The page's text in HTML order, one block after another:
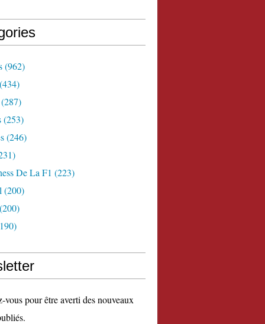
(962)
(253)
(246)
De La F1 (223)
(200)
vous pour être averti des nouveaux